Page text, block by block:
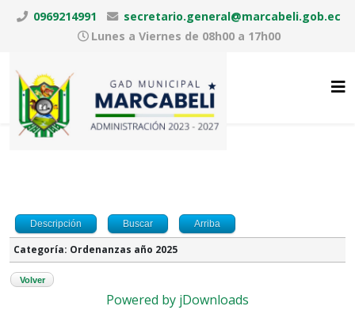
0969214991
secretario.general@marcabeli.gob.ec
Lunes a Viernes de 08h00 a 17h00
Descripción Buscar Arriba
Categoría: Ordenanzas año 2025
Volver
Powered by jDownloads